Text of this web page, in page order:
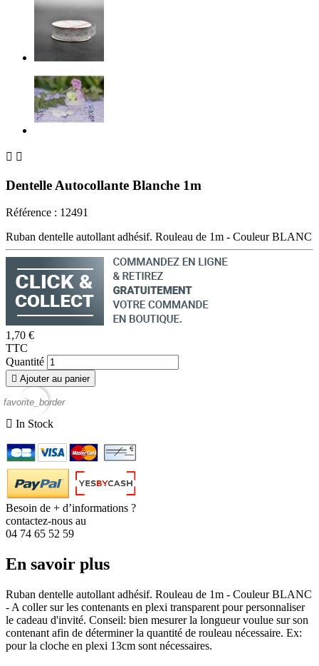
 
Dentelle Autocollante Blanche 1m
Référence : 12491
Ruban dentelle autollant adhésif. Rouleau de 1m - Couleur BLANC
1,70 €
TTC
Quantité
 Ajouter au panier
favorite_border
 In Stock
Besoin de + d’informations ?
contactez-nous au
04 74 65 52 59
En savoir plus
Ruban dentelle autollant adhésif. Rouleau de 1m - Couleur BLANC
- A coller sur les contenants en plexi transparent pour personnaliser
le cadeau d'invité. Conseil: bien mesurer la longueur voulue sur son
contenant afin de déterminer la quantité de rouleau nécessaire. Ex:
pour la cloche en plexi 13cm sont nécessaires.